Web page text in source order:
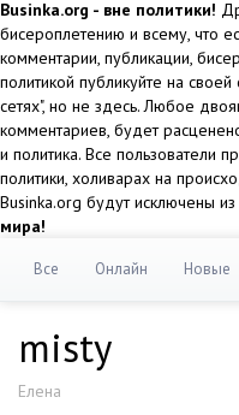
Businka.org - вне политики!
бисероплетению и всему, что
комментарии, публикации,
политикой публикуйте на
сетях", но не здесь. Любое
комментариев, будет
и политика. Все пользователи
политики, холиварах на
Businka.org будут исключены
мира!
Все Онлайн Новые
misty
Елена